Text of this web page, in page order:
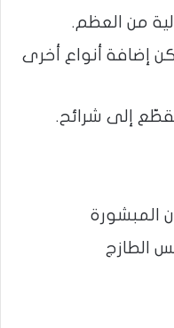
إضافة أنواع أخرى
الطازج